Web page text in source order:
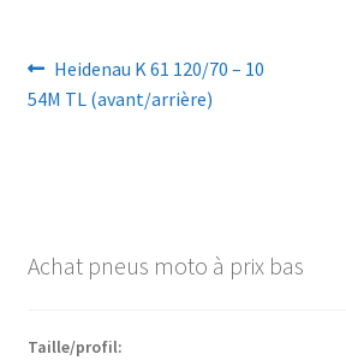
Navigation
de
Article
précédent :
Heidenau K 61 120/70 – 10
54M TL (avant/arrière)
Achat pneus moto à prix bas
Taille/profil: